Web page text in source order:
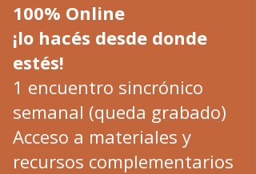
100% Online
¡lo hacés desde donde
estés!
1 encuentro sincrónico
semanal (queda grabado)
Acceso a materiales y
recursos complementarios